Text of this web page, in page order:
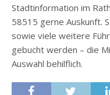
Stadtinformation im
58515 gerne Auskunft.
sowie viele weitere
gebucht werden – die
Auswahl behilflich.